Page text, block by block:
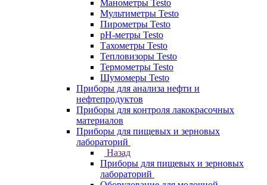
Манометры Testo
Мультиметры Testo
Пирометры Testo
pH-метры Testo
Тахометры Testo
Тепловизоры Testo
Термометры Testo
Шумомеры Testo
Приборы для анализа нефти и
нефтепродуктов
Приборы для контроля лакокрасочных
материалов
Приборы для пищевых и зерновых
лабораторий
Назад
Приборы для пищевых и зерновых
лабораторий